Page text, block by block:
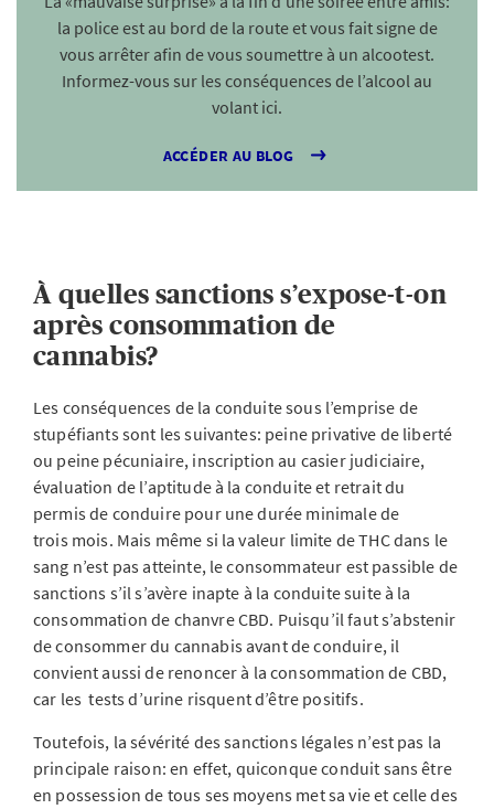
la police est au bord de la route et vous fait signe de
vous arrêter afin de vous soumettre à un alcootest.
Informez-vous sur les conséquences de l’alcool au
volant ici.
ACCÉDER AU BLOG
À quelles sanctions s’expose-t-on
après consommation de
cannabis?
Les conséquences de la conduite sous l’emprise de
stupéfiants sont les suivantes: peine privative de liberté
ou peine pécuniaire, inscription au casier judiciaire,
évaluation de l’aptitude à la conduite et retrait du
permis de conduire pour une durée minimale de
trois mois. Mais même si la valeur limite de THC dans le
sang n’est pas atteinte, le consommateur est passible de
sanctions s’il s’avère inapte à la conduite suite à la
consommation de chanvre CBD. Puisqu’il faut s’abstenir
de consommer du cannabis avant de conduire, il
convient aussi de renoncer à la consommation de CBD,
car les tests d’urine risquent d’être positifs.
Toutefois, la sévérité des sanctions légales n’est pas la
principale raison: en effet, quiconque conduit sans être
en possession de tous ses moyens met sa vie et celle des